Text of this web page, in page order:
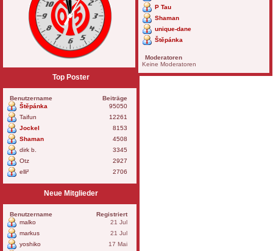
Top Poster
Benutzername
Beiträge
Štěpánka
95050
Taifun
12261
Jockel
8153
Shaman
4508
dirk b.
3345
Otz
2927
elli²
2706
Neue Mitglieder
Benutzername
Registriert
malko
21 Jul
markus
21 Jul
yoshiko
17 Mai
P Tau
Shaman
unique-dane
Štěpánka
Moderatoren
Keine Moderatoren